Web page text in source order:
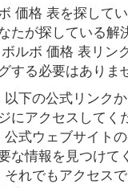
価格 表を探して
たが探している解
ルボ 価格 表リン
する必要はありま
以下の公式リンク
にアクセスしてく
公式ウェブサイト
な情報を見つけて
それでもアクセスで